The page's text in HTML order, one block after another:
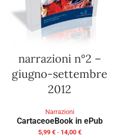
narrazioni n°2 –
giugno-settembre
2012
Narrazioni
CartaceoeBook in ePub
5,99 € - 14,00 €